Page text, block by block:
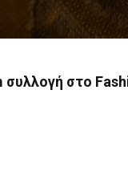
συλλογή στο